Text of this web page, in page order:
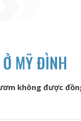
MỸ ĐÌNH
không được